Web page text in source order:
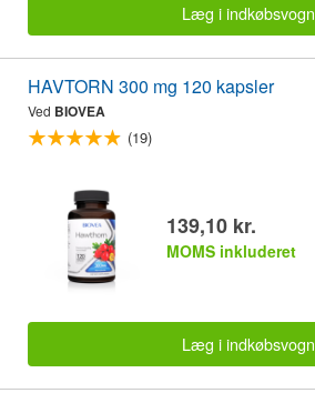
Læg i indkøbsvogn
HAVTORN 300 mg 120 kapsler
Ved BIOVEA
(19)
139,10 kr.
MOMS inkluderet
Læg i indkøbsvogn